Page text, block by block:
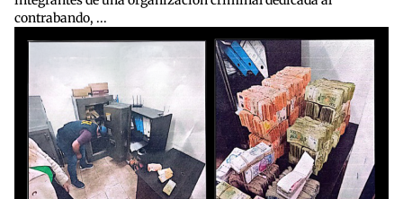
contrabando, ...